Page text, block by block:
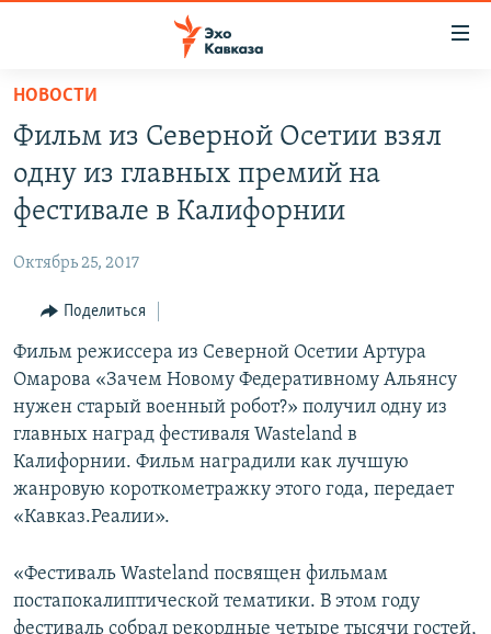
Вернуться
основному
содержанию
Вернутся
главной
навигации
Вернутся
поиску
СУХУМИ
ВЕСЬ КАВКАЗ
СЕВЕРНЫЙ КАВКАЗ
АРМЕНИЯ
АЗЕРБАЙДЖАН
ТЕМЫ
ПОЛИТИКА
ЭКОНОМИКА
ОБЩЕСТВО
КУЛЬТУРА
СПОРТ
РУБРИКИ
НЕКРУГЛЫЙ СТОЛ
ГОСТЬ НЕДЕЛИ
ПОЗИЦИЯ
БЛОГИ
МУЛЬТИМЕДИА
ВИДЕО
ФОТО
АУДИО
ПОДКАСТЫ
АРХИВ РАДИОПРОГРАММЫ
ПРИСОЕДИНЯЙТЕСЬ!
Все сайты РСЕ/РС
НОВОСТИ
Фильм из Северной Осетии взял
одну из главных премий на
фестивале в Калифорнии
Октябрь 25, 2017
Поделиться
Фильм режиссера из Северной Осетии Артура
Омарова «Зачем Новому Федеративному Альянсу
нужен старый военный робот?» получил одну из
главных наград фестиваля Wasteland в
Калифорнии. Фильм наградили как лучшую
жанровую короткометражку этого года, передает
«Кавказ.Реалии».
«Фестиваль Wasteland посвящен фильмам
постапокалиптической тематики. В этом году
фестиваль собрал рекордные четыре тысячи гостей,